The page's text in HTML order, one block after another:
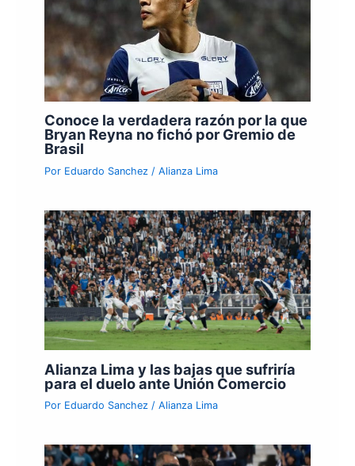
Conoce la verdadera razón por la que
Bryan Reyna no fichó por Gremio de
Brasil
Por Eduardo Sanchez /Alianza Lima
Alianza Lima y las bajas que sufriría
para el duelo ante Unión Comercio
Por Eduardo Sanchez /Alianza Lima